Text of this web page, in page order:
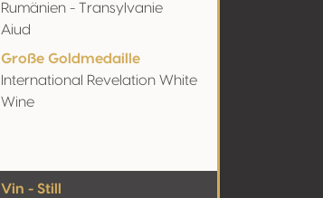
Rumänien - Transylvanie
Aiud
Große Goldmedaille
International Revelation White
Wine
Vin - Still